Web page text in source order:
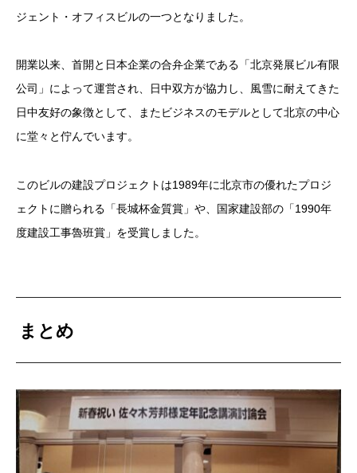
ジェント・オフィスビルの一つとなりました。
開業以来、首開と日本企業の合弁企業である「北京発展ビル有限
公司」によって運営され、日中双方が協力し、風雪に耐えてきた
日中友好の象徴として、またビジネスのモデルとして北京の中心
に堂々と佇んでいます。
このビルの建設プロジェクトは1989年に北京市の優れたプロジ
ェクトに贈られる「長城杯金質賞」や、国家建設部の「1990年
度建設工事魯班賞」を受賞しました。
まとめ